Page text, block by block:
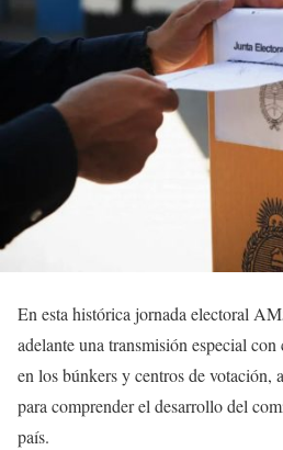
En esta histórica jornada electoral
adelante una transmisión especial
en los búnkers y centros de votación,
para comprender el desarrollo del
país.